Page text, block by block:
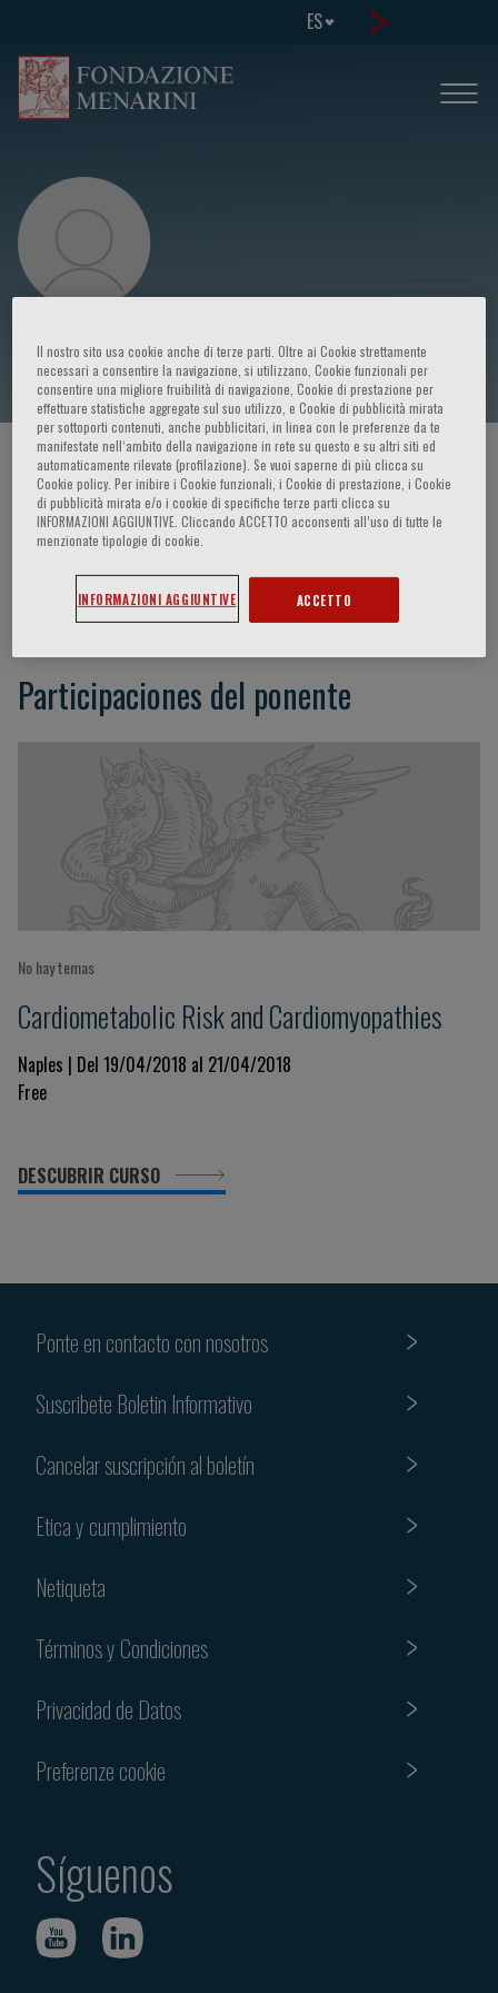
ES
Daniele Catalucci
HOME PAGE / CURSOS Y EVENTOS / ORADOR
Daniele Catalucci
Participaciones del ponente
No hay temas
Cardiometabolic Risk and Cardiomyopathies
Naples | Del 19/04/2018 al 21/04/2018
Free
DESCUBRIR CURSO
Ponte en contacto con nosotros
Suscribete Boletin Informativo
Cancelar suscripción al boletín
Etica y cumplimiento
Netiqueta
Términos y Condiciones
Privacidad de Datos
Preferenze cookie
Síguenos
Il nostro sito usa cookie anche di terze parti. Oltre ai Cookie strettamente
necessari a consentire la navigazione, si utilizzano, Cookie funzionali per
consentire una migliore fruibilità di navigazione, Cookie di prestazione per
effettuare statistiche aggregate sul suo utilizzo, e Cookie di pubblicità mirata
per sottoporti contenuti, anche pubblicitari, in linea con le preferenze da te
manifestate nell‘ambito della navigazione in rete su questo e su altri siti ed
automaticamente rilevate (profilazione). Se vuoi saperne di più clicca su
Cookie policy. Per inibire i Cookie funzionali, i Cookie di prestazione, i Cookie
di pubblicità mirata e/o i cookie di specifiche terze parti clicca su
INFORMAZIONI AGGIUNTIVE. Cliccando ACCETTO acconsenti all’uso di tutte le
menzionate tipologie di cookie.
INFORMAZIONI AGGIUNTIVE ACCETTO